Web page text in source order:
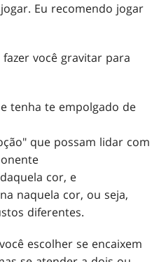
Eu recomendo jogar
você gravitar para
tenha te empolgado de
que possam lidar com
cor, e
naquela cor, ou seja,
diferentes.
escolher se encaixem